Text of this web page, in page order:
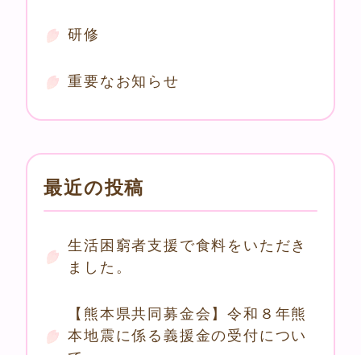
研修
重要なお知らせ
最近の投稿
生活困窮者支援で食料をいただき
ました。
【熊本県共同募金会】令和８年熊
本地震に係る義援金の受付につい